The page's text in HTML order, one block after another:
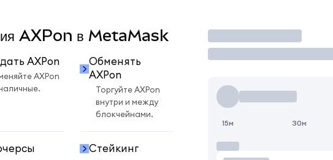
AXPon в MetaMask
AXPon
AXPon
Обменять
AXPon
Торгуйте AXPon
внутри и между
блокчейнами.
Стейкинг
Торговать
15м 30м